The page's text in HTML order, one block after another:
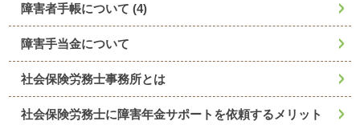
障害者手帳について (4)
障害手当金について
社会保険労務士事務所とは
社会保険労務士に障害年金サポートを依頼するメリット